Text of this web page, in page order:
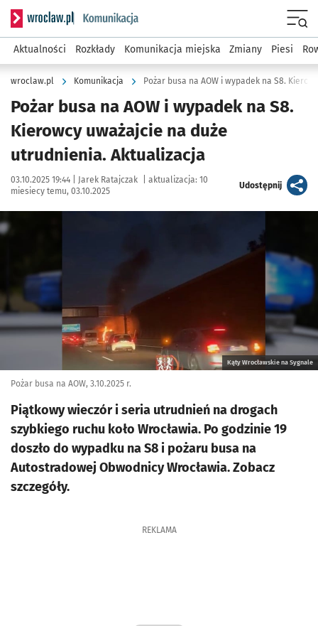
Serwis informacyjny wroclaw.pl podserwis: Komunikacja
Aktualności Rozkłady Komunikacja miejska Zmiany Piesi
wroclaw.pl Komunikacja
Pożar busa na AOW i wypadek na S8.
Kierowcy uważajcie na duże
utrudnienia. Aktualizacja
Data publikacji:
03.10.2025 19:44 | Autor:
Jarek Ratajczak aktualizacja: 10
miesiecy temu, 03.10.2025
Udostępnijartykuł
Kliknij, aby powiększyć
Kąty Wrocławskie na Sygnale
Pożar busa na AOW, 3.10.2025 r.
Piątkowy wieczór i seria utrudnień na drogach
szybkiego ruchu koło Wrocławia. Po godzinie 19
doszło do wypadku na S8 i pożaru busa na
Autostradowej Obwodnicy Wrocławia. Zobacz
szczegóły.
REKLAMA